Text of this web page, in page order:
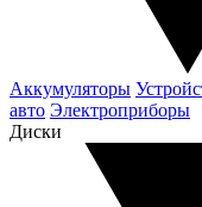
Аккумуляторы
авто Электроприборы
Диски